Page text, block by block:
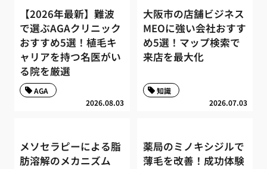
【2026年最新】難波
で選ぶAGAクリニック
おすすめ5選！植毛キ
ャリアを持つ名医がい
る院を厳選
2026.08.03
AGA
大阪市の店舗ビジネス
MEOに強い会社おすす
め5選！マップ検索で
来店を最大化
2026.07.03
知識
メソセラピーによる脂
肪溶解のメカニズム
薬局のミノキシジルで
薄毛を改善！成功体験